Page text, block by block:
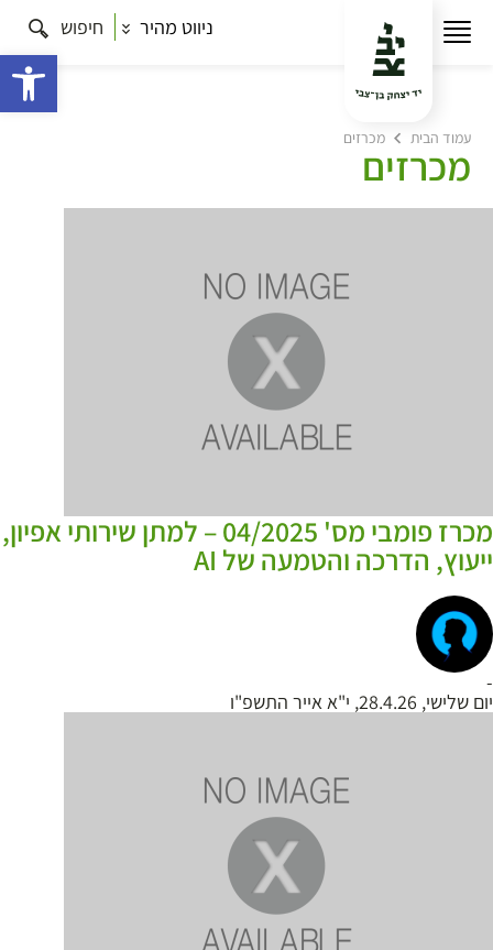
ניווט מהיר חיפוש
עמוד הבית מכרזים
מכרזים
מכרז פומבי מס' 04/2025 – למתן שירותי אפיון,
ייעוץ, הדרכה והטמעה של AI
-
יום שלישי, 28.4.26, י"א אייר התשפ"ו